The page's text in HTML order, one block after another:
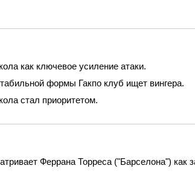
как ключевое усиление атаки.
формы Гакпо клуб ищет вингера.
стал приоритетом.
Феррана Торреса ("Барселона") как